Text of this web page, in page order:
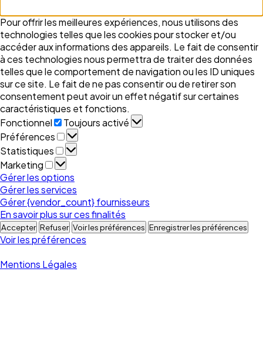
Pour offrir les meilleures expériences, nous utilisons des
technologies telles que les cookies pour stocker et/ou
accéder aux informations des appareils. Le fait de consentir
à ces technologies nous permettra de traiter des données
telles que le comportement de navigation ou les ID uniques
sur ce site. Le fait de ne pas consentir ou de retirer son
consentement peut avoir un effet négatif sur certaines
caractéristiques et fonctions.
Fonctionnel
Fonctionnel
Toujours activé
Préférences
Préférences
Statistiques
Statistiques
Marketing
Marketing
Gérer les options
Gérer les services
Gérer {vendor_count} fournisseurs
En savoir plus sur ces finalités
Accepter Refuser Voir les préférences Enregistrer les préférences
Voir les préférences
Mentions Légales